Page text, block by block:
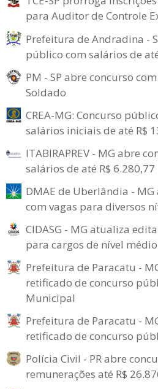
para Auditor de Controle
Prefeitura de Andradina -
público com salários de
PM - SP abre concurso
Soldado
CREA-MG: Concurso
salários iniciais de até R$
ITABIRAPREV - MG abre
salários de até R$ 6.280,77
DMAE de Uberlândia -
com vagas para diversos
CIDASG - MG atualiza
para cargos de nível
Prefeitura de Paracatu -
retificado de concurso
Municipal
Prefeitura de Paracatu -
retificado de concurso
Polícia Civil - PR abre
remunerações até R$